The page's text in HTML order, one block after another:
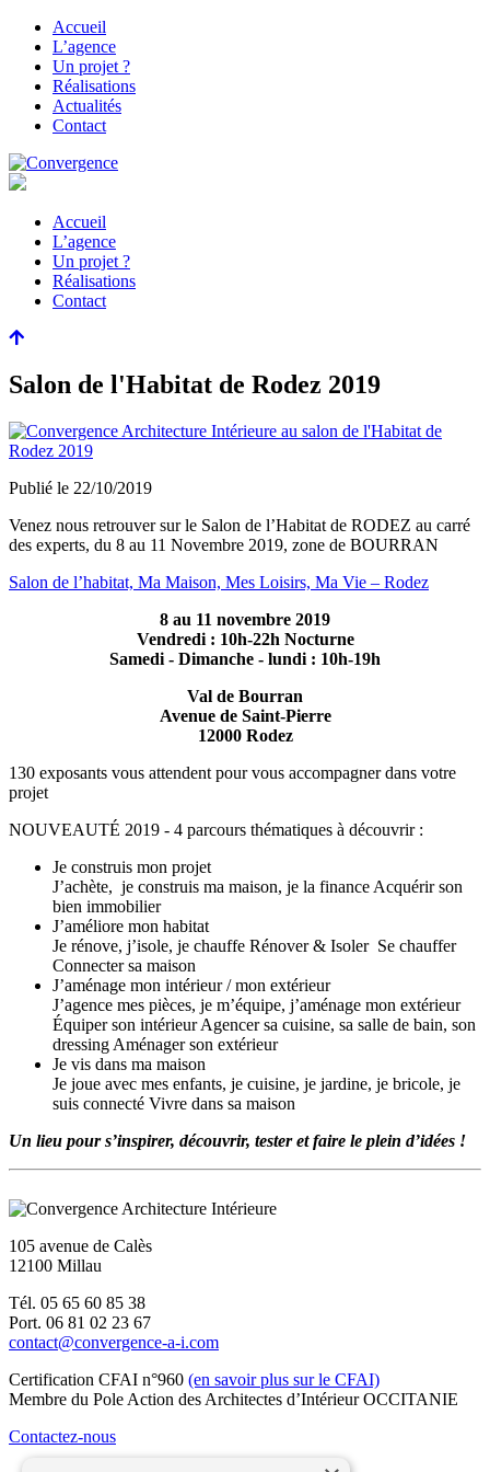
Accueil
L’agence
Un projet ?
Réalisations
Actualités
Contact
Accueil
L’agence
Un projet ?
Réalisations
Contact
Salon de l'Habitat de Rodez 2019
Publié le 22/10/2019
Venez nous retrouver sur le Salon de l’Habitat de RODEZ au carré
des experts, du 8 au 11 Novembre 2019, zone de BOURRAN
Salon de l’habitat, Ma Maison, Mes Loisirs, Ma Vie – Rodez
8 au 11 novembre 2019
Vendredi : 10h-22h Nocturne
Samedi - Dimanche - lundi : 10h-19h
Val de Bourran
Avenue de Saint-Pierre
12000 Rodez
130 exposants vous attendent pour vous accompagner dans votre
projet
NOUVEAUTÉ 2019 - 4 parcours thématiques à découvrir :
Je construis mon projet
J’achète, je construis ma maison, je la finance Acquérir son
bien immobilier
J’améliore mon habitat
Je rénove, j’isole, je chauffe Rénover & Isoler Se chauffer
Connecter sa maison
J’aménage mon intérieur / mon extérieur
J’agence mes pièces, je m’équipe, j’aménage mon extérieur
Équiper son intérieur Agencer sa cuisine, sa salle de bain, son
dressing Aménager son extérieur
Je vis dans ma maison
Je joue avec mes enfants, je cuisine, je jardine, je bricole, je
suis connecté Vivre dans sa maison
Un lieu pour s’inspirer, découvrir, tester et faire le plein d’idées !
105 avenue de Calès
12100 Millau
Tél. 05 65 60 85 38
Port. 06 81 02 23 67
contact@convergence-a-i.com
Certification CFAI n°960 (en savoir plus sur le CFAI)
Membre du Pole Action des Architectes d’Intérieur OCCITANIE
Contactez-nous